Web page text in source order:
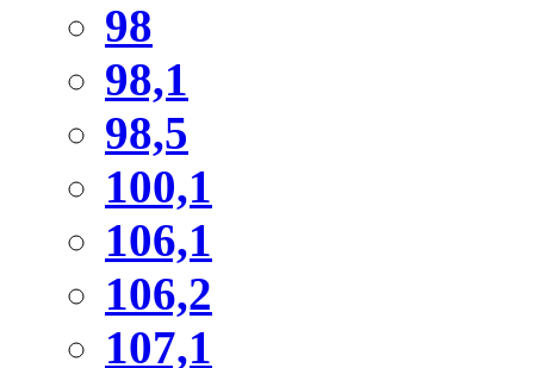
98
98,1
98,5
100,1
106,1
106,2
107,1